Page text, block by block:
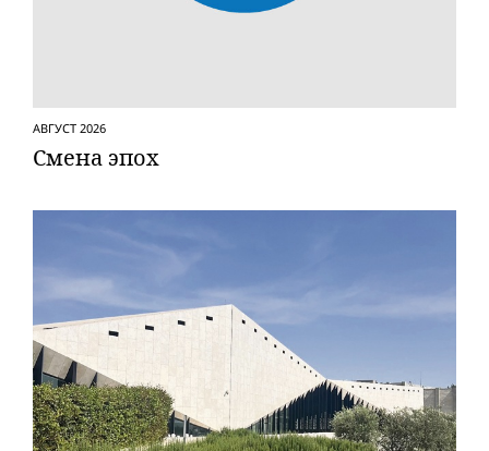
АВГУСТ 2026
Смена эпох